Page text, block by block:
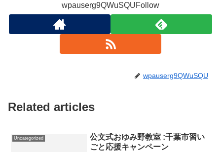
wpauserg9QWuSQUFollow
wpauserg9QWuSQU
Related articles
Uncategorized
公文式おゆみ野教室 :千葉市習い
ごと応援キャンペーン